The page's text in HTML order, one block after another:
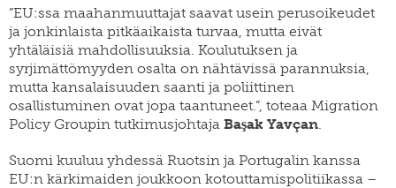
”EU:ssa maahanmuuttajat saavat usein perusoikeudet
ja jonkinlaista pitkäaikaista turvaa, mutta eivät
yhtäläisiä mahdollisuuksia. Koulutuksen ja
syrjimättömyyden osalta on nähtävissä parannuksia,
mutta kansalaisuuden saanti ja poliittinen
osallistuminen ovat jopa taantuneet.”, toteaa Migration
Policy Groupin tutkimusjohtaja Başak Yavçan.
Suomi kuuluu yhdessä Ruotsin ja Portugalin kanssa
EU:n kärkimaiden joukkoon kotouttamispolitiikassa –